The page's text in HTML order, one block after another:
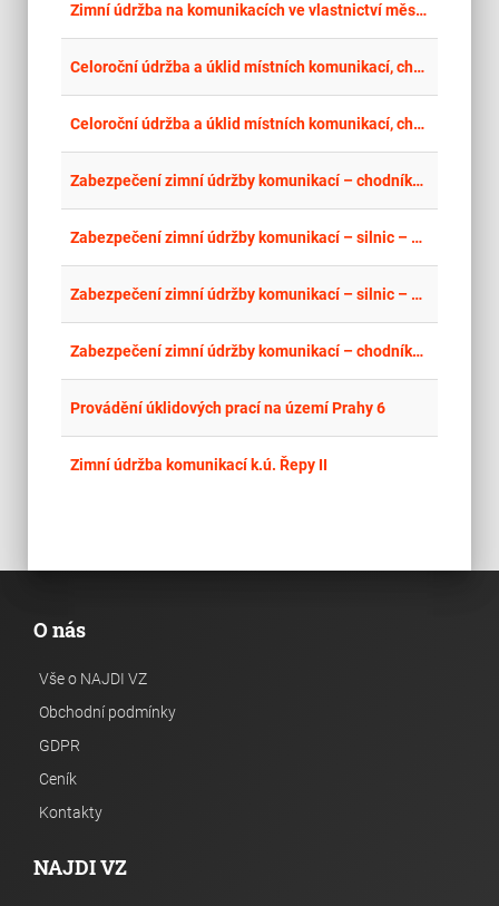
Zimní údržba na komunikacích ve vlastnictví města Třince
Celoroční údržba a úklid místních komunikací, chodníků a veřejných prostranství v Tachově a osadách v jeho územním obvodu
Celoroční údržba a úklid místních komunikací, chodníků a veřejných prostranství v Tachově a osadách v jeho územním obvodu
Zabezpečení zimní údržby komunikací – chodníků – na území MČ Brno-sever
Zabezpečení zimní údržby komunikací – silnic – na území MČ Brno-sever
Zabezpečení zimní údržby komunikací – silnic – na území MČ Brno-sever
Zabezpečení zimní údržby komunikací – chodníků – na území MČ Brno-sever
Provádění úklidových prací na území Prahy 6
Zimní údržba komunikací k.ú. Řepy II
O nás
Vše o NAJDI VZ
Obchodní podmínky
GDPR
Ceník
Kontakty
NAJDI VZ